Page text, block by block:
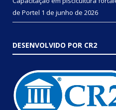
de Portel 1 de junho de 2026
DESENVOLVIDO POR CR2